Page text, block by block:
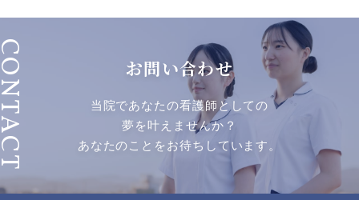
お問い合わせ
当院であなたの看護師としての
夢を叶えませんか？
あなたのことをお待ちしています。